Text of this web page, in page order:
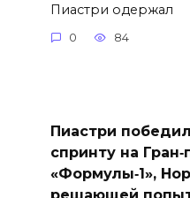
Пиастри одержал
0 84
Пиастри
спринту на
«Формулы‑1»,
решающей